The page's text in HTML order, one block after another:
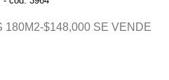
180M2-$148,000 SE VENDE